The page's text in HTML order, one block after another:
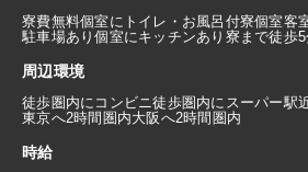
寮費無料個室にトイレ・お風呂付寮個室客
駐車場あり個室にキッチンあり 寮まで徒歩
周辺環境
徒歩圏内にコンビニ徒歩圏内にスーパー駅
東京へ2時間圏内大阪へ2時間圏内
時給